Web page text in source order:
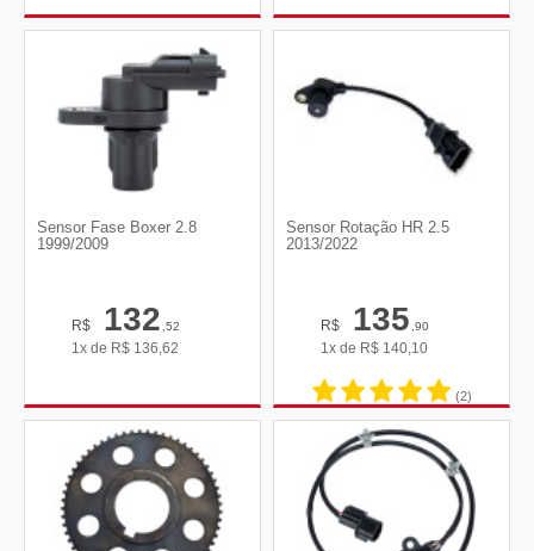
Sensor Fase Boxer 2.8
1999/2009
R$ 132,52
1x de R$ 136,62
Sensor Rotação HR 2.5
2013/2022
R$ 135,90
1x de R$ 140,10
(2)